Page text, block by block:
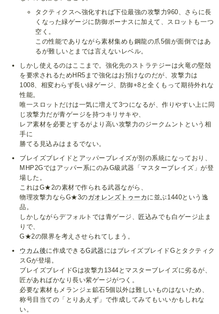
タクティクスへ強化すれば下位最強の攻撃力960、さらに長
くなった緑ゲージに防御ボーナスに加えて、スロットも一つ
空く。
この性能でありながら素材集めも鋼龍の爪5個が面倒ではあ
るが難しいとまでは言えないレベル。
しかし使えるのはここまで。強化先のストラテジーは火竜の堅殻
を要求されるためHR5まで強化はお預けなのだが、攻撃力は
1008、相変わらず長い緑ゲージ、防御+8と全くもって期待外れな
性能。
唯一スロットだけは一気に増えて3つになるが、作りやすい上に同
じ攻撃力だが青ゲージを持つキリサキや、
レア素材を必要とするがより高い攻撃力のジークムントという相
手に
勝てる見込みはまるでない。
ブレイズブレイドとアッパーブレイズが別の系統になっており、
MHP2Gではアッパー系にのみG級武器「マスターブレイズ」が登
場した。
これはG★2の素材で作られる武器ながら、
物理攻撃力ならG★3のガオレンズトゥーカ に並ぶ1440という逸
品。
しかしながらデフォルトでは青ゲージ、 匠込みでも白ゲージ止ま
りで、
G★2の限界を考えさせられてしまう。
ウカム後に作成できるG武器 にはブレイズブレイドGとタクティク
スGが登場。
ブレイズブレイドGは攻撃力1344とマスターブレイズに劣るが、
匠があればかなり長い紫ゲージがつく。
必要な素材もメランジェ鉱石5個以外は難しいものはないため、
称号目当ての「とりあえず」で作成してみてもいいかもしれな
い。